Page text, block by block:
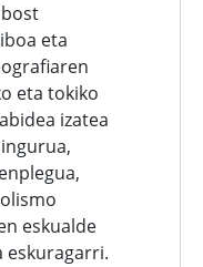
eta
eta tokiko
izatea
eskualde
eskuragarri.